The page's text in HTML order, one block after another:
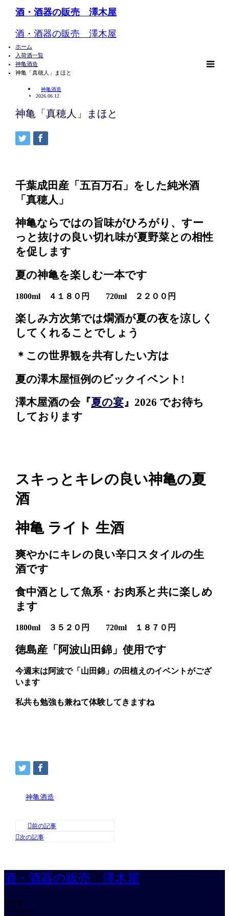
酒・酒器の販売 澤木屋
酒・酒器の販売 澤木屋
ホーム
入荷酒一覧
神亀酒造
神亀「真穂人」まほと
神亀酒造
2026.06.12
神亀「真穂人」まほと
千葉成田産「五百万石」をした純米酒
「真穂人」
神亀ならではの旨味がひろがり、すー
っと抜けの良い切れ味が夏野菜との相性
を促します
夏の神亀を楽しむ一本です
1800ml ４１８０円 720ml ２２００円
楽しみ方次第では燗酒が夏の夜を涼しく
してくれることでしょう
＊この世界観を共有したい方は
夏の澤木屋恒例のビックイベント!
澤木屋酒の会『夏の宴』2026 でお待ち
しております
スキっとキレの良い神亀の夏
酒
神亀 ライト 生酒
爽やかにキレの良い辛口スタイルの生
酒です
食中酒として魚系・お肉系と共に楽しめ
ます
1800ml ３５２０円 720ml １８７０円
徳島産「阿波山田錦」使用です
今週末は阿波で「山田錦」の田植えのイベントがござ
います
私共も勉強も兼ねて体験してきますね
神亀酒造
酒・酒器の販売 澤木屋
澤木屋
〒970-8026